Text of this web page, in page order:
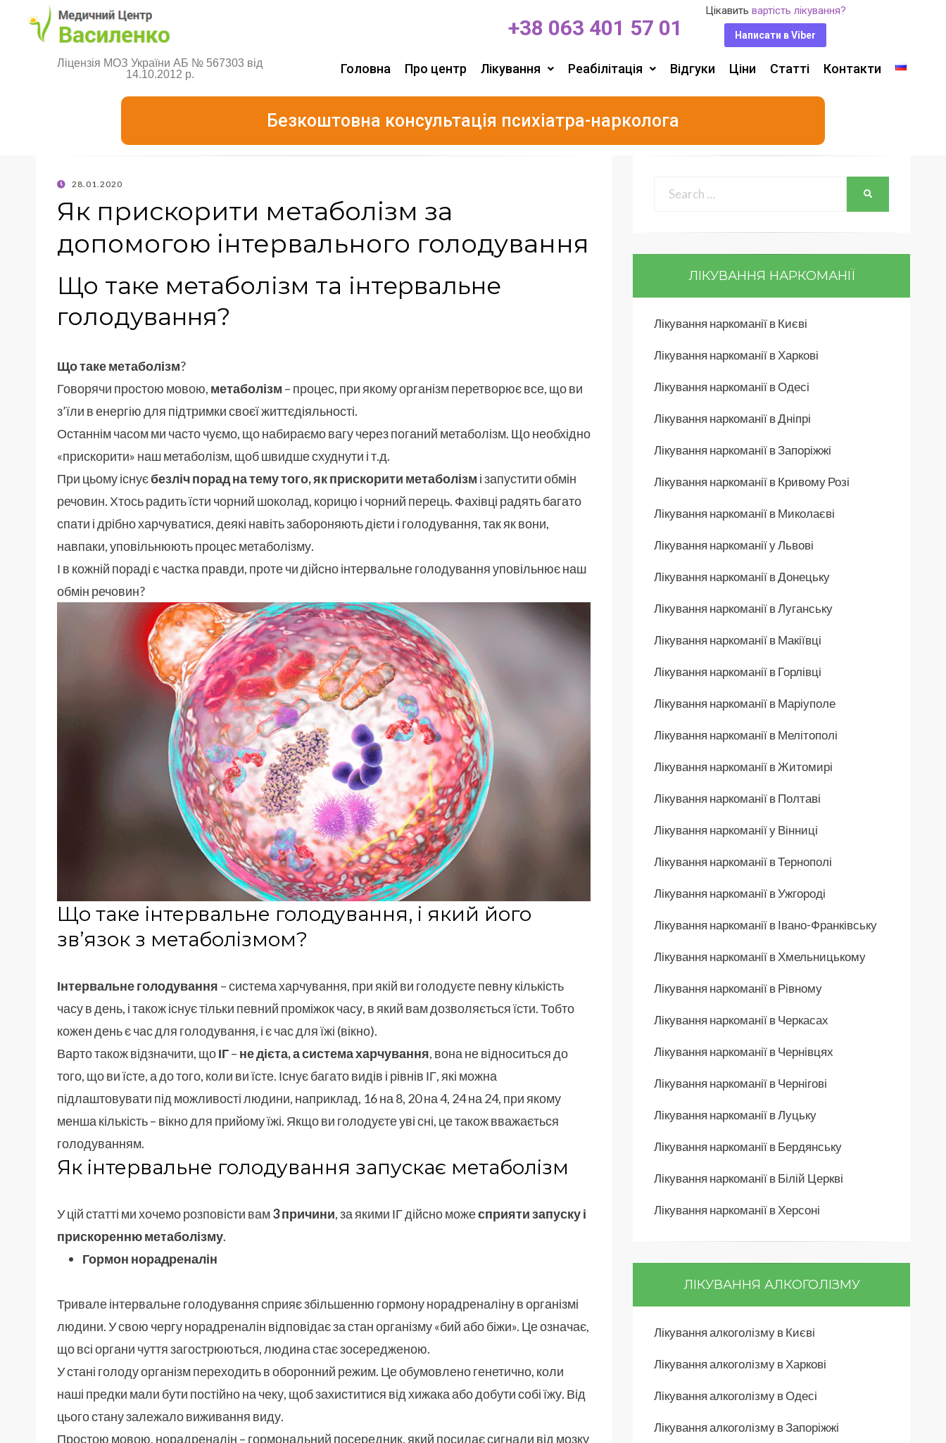
+38 063 401 57 01
Цікавить вартість лікування?
Написати в Viber
Ліцензія МОЗ України АБ № 567303 від
14.10.2012 р.
Головна Про центр Лікування Реабілітація Відгуки Ціни Статті Контакти
Безкоштовна консультація психіатра-нарколога
28.01.2020
Як прискорити метаболізм за
допомогою інтервального голодування
Що таке метаболізм та інтервальне
голодування?
Що таке метаболізм?
Говорячи простою мовою, метаболізм – процес, при якому організм перетворює все, що ви
з’їли в енергію для підтримки своєї життєдіяльності.
Останнім часом ми часто чуємо, що набираємо вагу через поганий метаболізм. Що необхідно
«прискорити» наш метаболізм, щоб швидше схуднути і т.д.
При цьому існуєбезліч порад на тему того, як прискорити метаболізм і запустити обмін
речовин. Хтось радить їсти чорний шоколад, корицю і чорний перець. Фахівці радять багато
спати і дрібно харчуватися, деякі навіть забороняють дієти і голодування, так як вони,
навпаки, уповільнюють процес метаболізму.
І в кожній пораді є частка правди, проте чи дійсно інтервальне голодування уповільнює наш
обмін речовин?
Що таке інтервальне голодування, і який його
зв’язок з метаболізмом?
Інтервальне голодування – система харчування, при якій ви голодуєте певну кількість
часу в день, і також існує тільки певний проміжок часу, в який вам дозволяється їсти. Тобто
кожен день є час для голодування, і є час для їжі (вікно).
Варто також відзначити, щоІГ– не дієта, а система харчування, вона не відноситься до
того, що ви їсте, а до того, коли ви їсте. Існує багато видів і рівнів ІГ, які можна
підлаштовувати під можливості людини, наприклад, 16 на 8, 20 на 4, 24 на 24, при якому
менша кількість – вікно для прийому їжі. Якщо ви голодуєте уві сні, це також вважається
голодуванням.
Як інтервальне голодування запускає метаболізм
У цій статті ми хочемо розповісти вам3 причини, за якими ІГ дійсно можесприяти запуску і
прискоренню метаболізму.
Гормон норадреналін
Тривале інтервальне голодування сприяє збільшенню гормону норадреналіну в організмі
людини. У свою чергу норадреналін відповідає за стан організму «бий або біжи». Це означає,
що всі органи чуття загострюються, людина стає зосередженою.
У стані голоду організм переходить в оборонний режим. Це обумовлено генетично, коли
наші предки мали бути постійно на чеку, щоб захиститися від хижака або добути собі їжу. Від
цього стану залежало виживання виду.
Простою мовою, норадреналін – гормональний посередник, який посилає сигнали від мозку
ЛІКУВАННЯ НАРКОМАНІЇ
Лікування наркоманії в Києві
Лікування наркоманії в Харкові
Лікування наркоманії в Одесі
Лікування наркоманії в Дніпрі
Лікування наркоманії в Запоріжжі
Лікування наркоманії в Кривому Розі
Лікування наркоманії в Миколаєві
Лікування наркоманії у Львові
Лікування наркоманії в Донецьку
Лікування наркоманії в Луганську
Лікування наркоманії в Макіївці
Лікування наркоманії в Горлівці
Лікування наркоманії в Маріуполе
Лікування наркоманії в Мелітополі
Лікування наркоманії в Житомирі
Лікування наркоманії в Полтаві
Лікування наркоманії у Вінниці
Лікування наркоманії в Тернополі
Лікування наркоманії в Ужгороді
Лікування наркоманії в Івано-Франківську
Лікування наркоманії в Хмельницькому
Лікування наркоманії в Рівному
Лікування наркоманії в Черкасах
Лікування наркоманії в Чернівцях
Лікування наркоманії в Чернігові
Лікування наркоманії в Луцьку
Лікування наркоманії в Бердянську
Лікування наркоманії в Білій Церкві
Лікування наркоманії в Херсоні
ЛІКУВАННЯ АЛКОГОЛІЗМУ
Лікування алкоголізму в Києві
Лікування алкоголізму в Харкові
Лікування алкоголізму в Одесі
Лікування алкоголізму в Запоріжжі